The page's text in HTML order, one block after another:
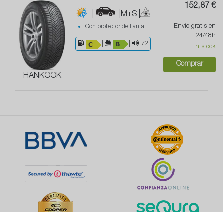
HANKOOK
| |M+S |
Con protector de llanta
72
152,87 €
Envío gratis en
24/48h
En stock
Comprar